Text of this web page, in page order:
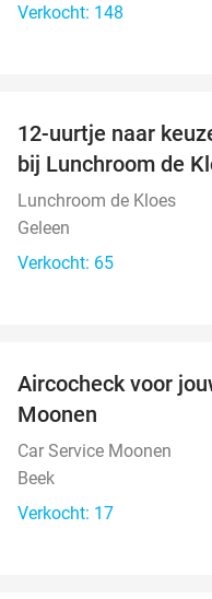
Verkocht: 148
12-uurtje naar
bij Lunchroom de
Lunchroom de Kloes
Geleen
Verkocht: 65
Aircocheck voor
Moonen
Car Service Moonen
Beek
Verkocht: 17